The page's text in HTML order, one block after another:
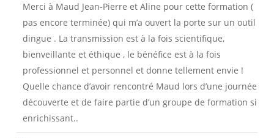
Merci à Maud Jean-Pierre et Aline pour cette formation (
pas encore terminée) qui m’a ouvert la porte sur un outil
dingue . La transmission est à la fois scientifique,
bienveillante et éthique , le bénéfice est à la fois
professionnel et personnel et donne tellement envie !
Quelle chance d’avoir rencontré Maud lors d’une journée
découverte et de faire partie d’un groupe de formation si
enrichissant..